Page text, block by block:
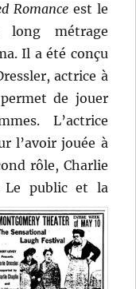
Romance est le
long métrage
Il a été conçu
actrice à
de jouer
L’actrice
l’avoir jouée à
rôle, Charlie
Le public et la